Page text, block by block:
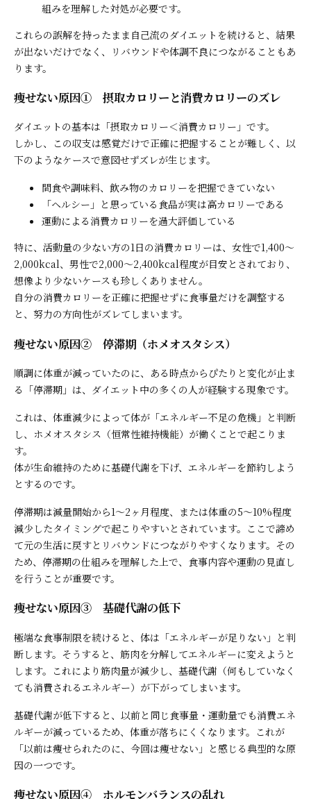
組みを理解した対処が必要です。
これらの誤解を持ったまま自己流のダイエットを続けると、結果
が出ないだけでなく、リバウンドや体調不良につながることもあ
ります。
痩せない原因① 摂取カロリーと消費カロリーのズレ
ダイエットの基本は「摂取カロリー＜消費カロリー」です。
しかし、この収支は感覚だけで正確に把握することが難しく、以
下のようなケースで意図せずズレが生じます。
間食や調味料、飲み物のカロリーを把握できていない
「ヘルシー」と思っている食品が実は高カロリーである
運動による消費カロリーを過大評価している
特に、活動量の少ない方の1日の消費カロリーは、女性で1,400〜
2,000kcal、男性で2,000〜2,400kcal程度が目安とされており、
想像より少ないケースも珍しくありません。
自分の消費カロリーを正確に把握せずに食事量だけを調整する
と、努力の方向性がズレてしまいます。
痩せない原因② 停滞期（ホメオスタシス）
順調に体重が減っていたのに、ある時点からぴたりと変化が止ま
る「停滞期」は、ダイエット中の多くの人が経験する現象です。
これは、体重減少によって体が「エネルギー不足の危機」と判断
し、ホメオスタシス（恒常性維持機能）が働くことで起こりま
す。
体が生命維持のために基礎代謝を下げ、エネルギーを節約しよう
とするのです。
停滞期は減量開始から1〜2ヶ月程度、または体重の5〜10%程度
減少したタイミングで起こりやすいとされています。ここで諦め
て元の生活に戻すとリバウンドにつながりやすくなります。その
ため、停滞期の仕組みを理解した上で、食事内容や運動の見直し
を行うことが重要です。
痩せない原因③ 基礎代謝の低下
極端な食事制限を続けると、体は「エネルギーが足りない」と判
断します。そうすると、筋肉を分解してエネルギーに変えようと
します。これにより筋肉量が減少し、基礎代謝（何もしていなく
ても消費されるエネルギー）が下がってしまいます。
基礎代謝が低下すると、以前と同じ食事量・運動量でも消費エネ
ルギーが減っているため、体重が落ちにくくなります。これが
「以前は痩せられたのに、今回は痩せない」と感じる典型的な原
因の一つです。
痩せない原因④ ホルモンバランスの乱れ